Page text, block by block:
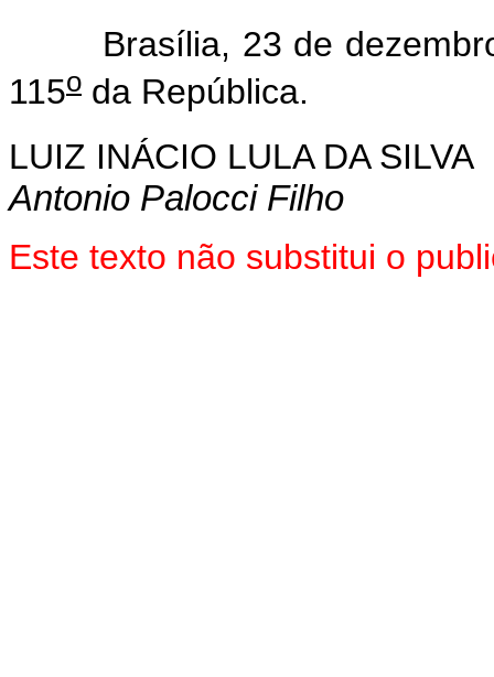
Brasília, 23 de dezembro
115o da República.
LUIZ INÁCIO LULA DA SILVA
Antonio Palocci Filho
Este texto não substitui o